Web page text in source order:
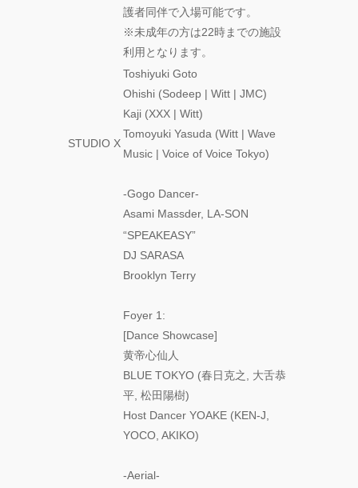
KADOKAWA
Anniversary」レ
護者同伴で入場可能です。
※未成年の方は22時までの施設
利用となります。
STUDIO X
Toshiyuki Goto
Ohishi (Sodeep | Witt | JMC)
Kaji (XXX | Witt)
Tomoyuki Yasuda (Witt | Wave
Music | Voice of Voice Tokyo)
-Gogo Dancer-
Asami Massder, LA-SON
“SPEAKEASY”
DJ SARASA
Brooklyn Terry
Foyer 1:
[Dance Showcase]
黄帝心仙人
BLUE TOKYO (春日克之, 大舌恭
平, 松田陽樹)
Host Dancer YOAKE (KEN-J,
YOCO, AKIKO)
-Aerial-